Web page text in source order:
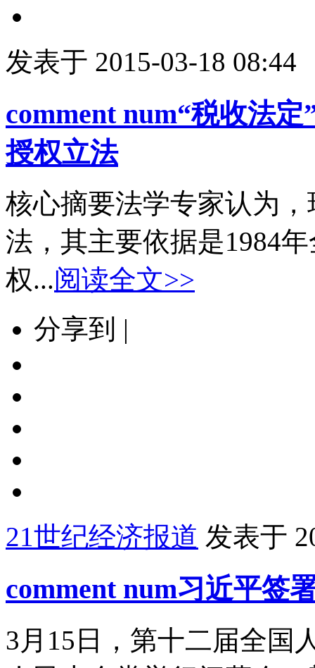
发表于 2015-03-18 08:44
comment num“税收法定
授权立法
核心摘要法学专家认为
法，其主要依据是1984
权...阅读全文>>
分享到 |
21世纪经济报道 发表于
comment num习近平签
3月15日，第十二届全国